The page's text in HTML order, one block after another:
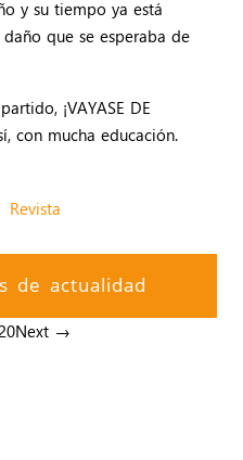
y su tiempo ya está
que se esperaba de
¡VAYASE DE
con mucha educación.
Revista
de actualidad
Next →